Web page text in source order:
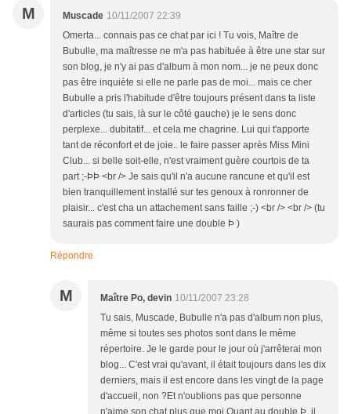
M Muscade 10/11/2007 22:39
Omerta... connais pas ce chat par ici ! Tu vois, Maître de
Bubulle, ma maîtresse ne m'a pas habituée à être une star sur
son blog, je n'y ai pas d'album à mon nom... je ne peux donc
pas être inquiète si elle ne parle pas de moi... mais ce cher
Bubulle a pris l'habitude d'être toujours présent dans ta liste
d'articles (tu sais, là sur le côté gauche) je le sens donc
perplexe... dubitatif... et cela me chagrine. Lui qui t'apporte
tant de réconfort et de joie.. le faire passer après Miss Mini
Club... si belle soit-elle, n'est vraiment guère courtois de ta
part ;-ÞÞ <br /> Je sais qu'il n'a aucune rancune et qu'il est
bien tranquillement installé sur tes genoux à ronronner de
plaisir... c'est cha un attachement sans faille ;-) <br /> <br /> (tu
saurais pas comment faire une double Þ )
Répondre
M Maître Po, devin 10/11/2007 23:28
Tu sais, Muscade, Bubulle n'a pas d'album non plus,
même si toutes ses photos sont dans le même
répertoire. Je le garde pour le jour où j'arrêterai mon
blog... C'est vrai qu'avant, il était toujours dans les dix
derniers, mais il est encore dans les vingt de la page
d'accueil, non ?Et n'oublions pas que personne
n'aime son chat plus que moi.Quant au double Þ, il